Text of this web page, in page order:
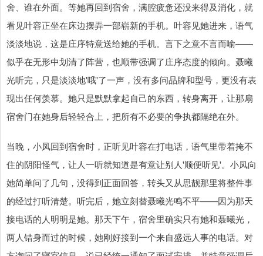
舍、谁在外面。等她再回到宿舍，满腔疲惫还没来得及消化，就
看见叶容正坐在床边摆弄一部崭新的手机。叶容见她进来，语气
淡淡地说，这是庄序特意送给她的手机。言下之意不言而喻——
似乎在无形中划清了阵营，也顺带强调了庄序态度的倾向。聂曦
光听完，只是淡淡地'哦'了一声，没有多问品牌和型号，更没有表
现出任何羡慕。她只是默默拿起自己的东西，转身离开，让那扇
宿舍门在她身后轻轻合上，把所有不必要的争执都隔绝在外。
当晚，小凤回到宿舍时，正听见叶容在打电话，语气里带着掩不
住的阴阳怪气，让人一听就知道是有意让别人'顺便听见'。小凤向
她简单问了几句，没得到正面回答，转头又从思靓那里将整件事
的经过打听清楚。听完后，她立刻替聂曦光鸣不平——因为那天
接电话的人明明是她。那天下午，宿舍里确实只有她和聂曦光，
两人错身而过的时候，她刚好接到一个来自盛远人事的电话。对